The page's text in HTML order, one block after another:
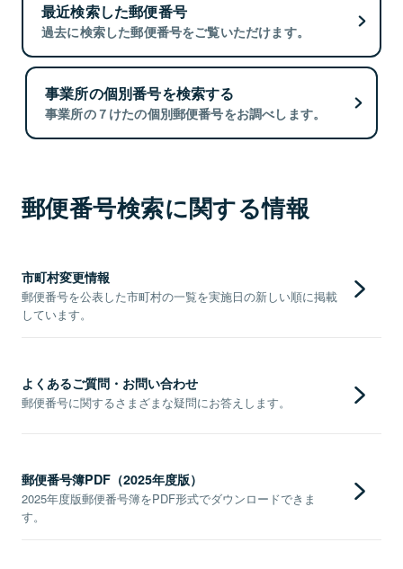
最近検索した郵便番号
過去に検索した郵便番号をご覧いただけます。
事業所の個別番号を検索する
事業所の７けたの個別郵便番号をお調べします。
郵便番号検索に関する情報
市町村変更情報
郵便番号を公表した市町村の一覧を実施日の新しい順に掲載
しています。
よくあるご質問・お問い合わせ
郵便番号に関するさまざまな疑問にお答えします。
郵便番号簿PDF（2025年度版）
2025年度版郵便番号簿をPDF形式でダウンロードできま
す。